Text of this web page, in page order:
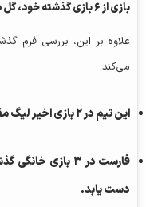
بازی از۶بازی گذشته خود، گل
علاوه بر این، بررسی فرم
می‌کند:
این تیم در۲بازی اخیر لیگ
فارست در۳ بازی خانگی
دست یابد.